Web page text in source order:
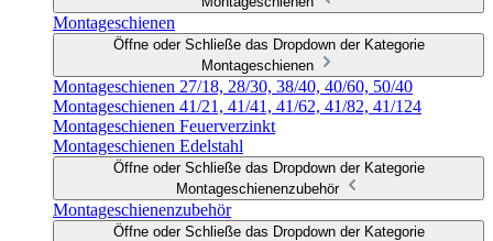
Montageschienen
Öffne oder Schließe das Dropdown der Kategorie
Montageschienen
Montageschienen 27/18, 28/30, 38/40, 40/60, 50/40
Montageschienen 41/21, 41/41, 41/62, 41/82, 41/124
Montageschienen Feuerverzinkt
Montageschienen Edelstahl
Öffne oder Schließe das Dropdown der Kategorie
Montageschienenzubehör
Montageschienenzubehör
Öffne oder Schließe das Dropdown der Kategorie